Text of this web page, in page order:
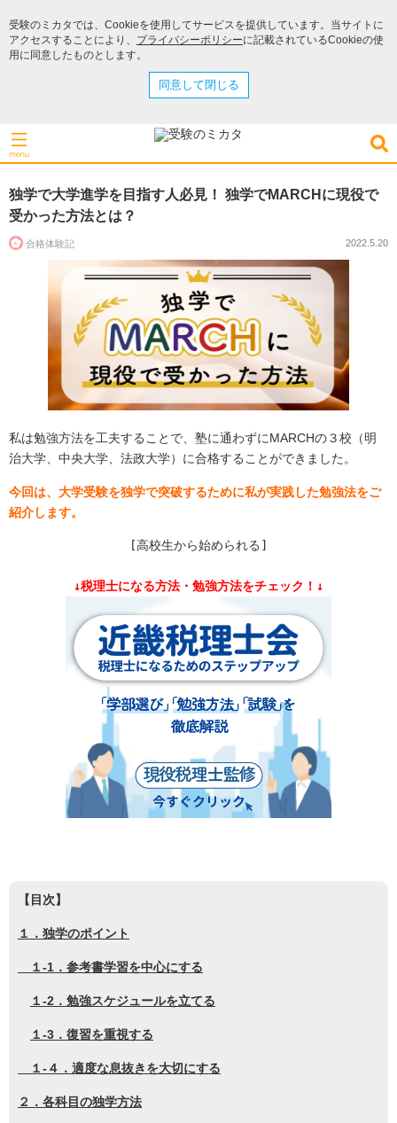
受験のミカタでは、Cookieを使用してサービスを提供しています。当サイトに
アクセスすることにより、 プライバシーポリシーに記載されているCookieの使
用に同意したものとします。
同意して閉じる
独学で大学進学を目指す人必見！ 独学でMARCHに現役で
受かった方法とは？
合格体験記 2022.5.20
私は勉強方法を工夫することで、塾に通わずにMARCHの３校（明
治大学、中央大学、法政大学）に合格することができました。
今回は、大学受験を独学で突破するために私が実践した勉強法をご
紹介します。
[高校生から始められる]
↓税理士になる方法・勉強方法をチェック！↓
【目次】
１．独学のポイント
１-1．参考書学習を中心にする
１-2．勉強スケジュールを立てる
１-3．復習を重視する
１-４．適度な息抜きを大切にする
２．各科目の独学方法